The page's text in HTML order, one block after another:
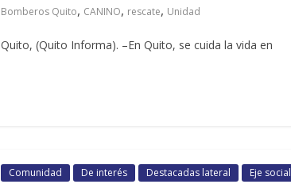
Bomberos Quito, CANINO, rescate, Unidad
Quito, (Quito Informa). –En Quito, se cuida la vida en
Comunidad De interés Destacadas lateral
Eje social